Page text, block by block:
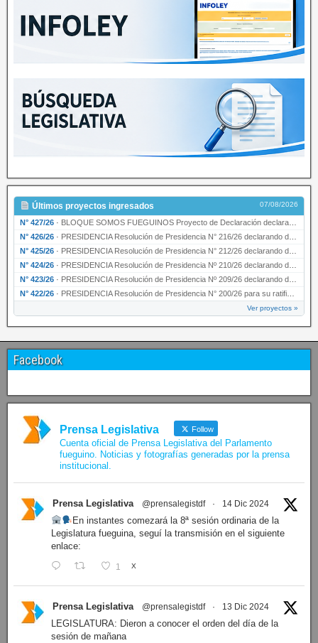
Últimos proyectos ingresados 07/08/2026
N° 427/26 · BLOQUE SOMOS FUEGUINOS Proyecto de Declaración declarando de interés provincial PRESIDENCI…
N° 426/26 · PRESIDENCIA Resolución de Presidencia N° 216/26 declarando de interés provincial la labor …
N° 425/26 · PRESIDENCIA Resolución de Presidencia N° 212/26 declarando de interés provincial el “50° A…
N° 424/26 · PRESIDENCIA Resolución de Presidencia Nº 210/26 declarando de interés provincial el proyec…
N° 423/26 · PRESIDENCIA Resolución de Presidencia Nº 209/26 declarando de interés provincial la presen…
N° 422/26 · PRESIDENCIA Resolución de Presidencia N° 200/26 para su ratificación.
Ver proyectos »
Facebook
Prensa Legislativa Follow
Cuenta oficial de Prensa Legislativa del Parlamento
fueguino. Noticias y fotografías generadas por la prensa
institucional.
Prensa Legislativa @prensalegistdf · 14 Dic 2024
En instantes comezará la 8ª sesión ordinaria de la
Legislatura fueguina, seguí la transmisión en el siguiente
enlace:
1 X
Prensa Legislativa @prensalegistdf · 13 Dic 2024
LEGISLATURA: Dieron a conocer el orden del día de la
sesión de mañana